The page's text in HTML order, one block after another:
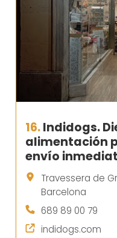
16.Indidogs.
alimentación
envío
Travessera de
Barcelona
689 89 00 79
indidogs.com